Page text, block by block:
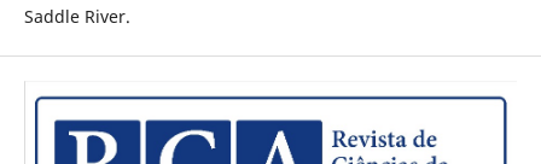
Saddle River.